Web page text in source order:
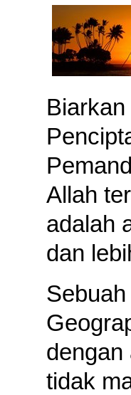
Allah
adalah
dan
dengan
tidak